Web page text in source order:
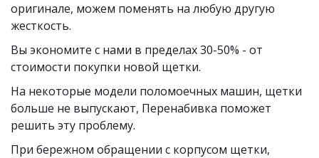
оригинале, можем поменять на любую другую
жесткость.
Вы экономите с нами в пределах 30-50% - от
стоимости покупки новой щетки.
На некоторые модели поломоечных машин, щетки
больше не выпускают, Перенабивка поможет
решить эту проблему.
При бережном обращении с корпусом щетки,